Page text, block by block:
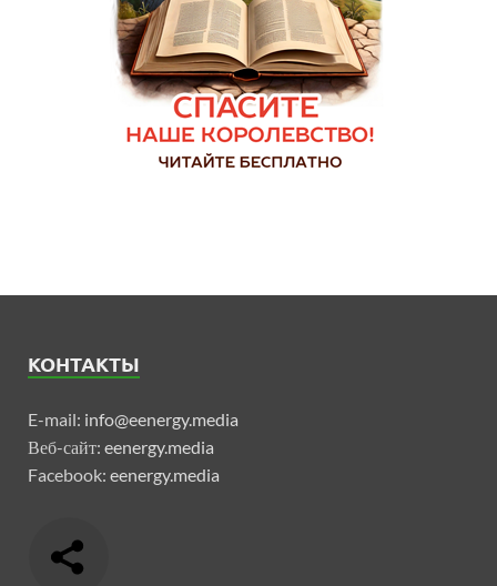
КОНТАКТЫ
E-mail: info@eenergy.media
Веб-сайт: eenergy.media
Facebook: eenergy.media